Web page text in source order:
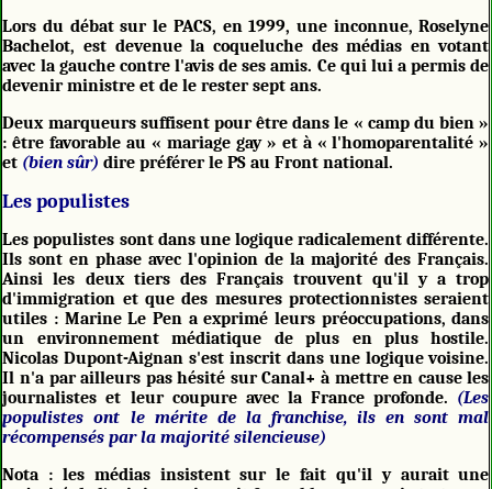
Lors du débat sur le PACS, en 1999, une inconnue, Roselyne
Bachelot, est devenue la coqueluche des médias en votant
avec la gauche contre l'avis de ses amis. Ce qui lui a permis de
devenir ministre et de le rester sept ans.
Deux marqueurs suffisent pour être dans le « camp du bien »
: être favorable au « mariage gay » et à « l'homoparentalité »
et (bien sûr) dire préférer le PS au Front national.
Les populistes
Les populistes sont dans une logique radicalement différente.
Ils sont en phase avec l'opinion de la majorité des Français.
Ainsi les deux tiers des Français trouvent qu'il y a trop
d'immigration et que des mesures protectionnistes seraient
utiles : Marine Le Pen a exprimé leurs préoccupations, dans
un environnement médiatique de plus en plus hostile.
Nicolas Dupont-Aignan s'est inscrit dans une logique voisine.
Il n'a par ailleurs pas hésité sur Canal+ à mettre en cause les
journalistes et leur coupure avec la France profonde. (Les
populistes ont le mérite de la franchise, ils en sont mal
récompensés par la majorité silencieuse)
Nota : les médias insistent sur le fait qu'il y aurait une